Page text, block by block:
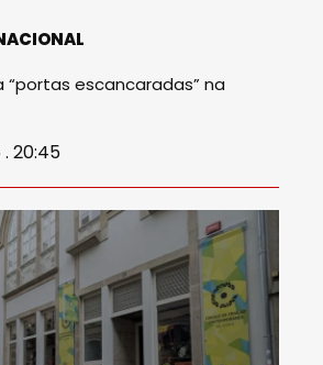
“portas escancaradas” na
20:45